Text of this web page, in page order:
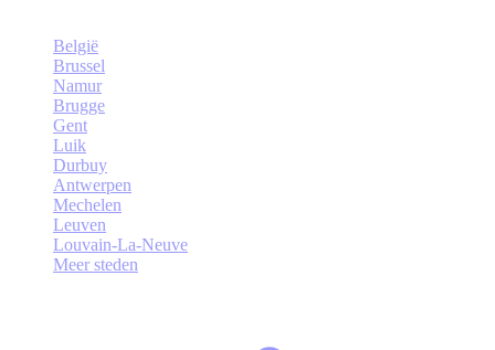
België
Brussel
Namur
Brugge
Gent
Luik
Durbuy
Antwerpen
Mechelen
Leuven
Louvain-La-Neuve
Meer steden